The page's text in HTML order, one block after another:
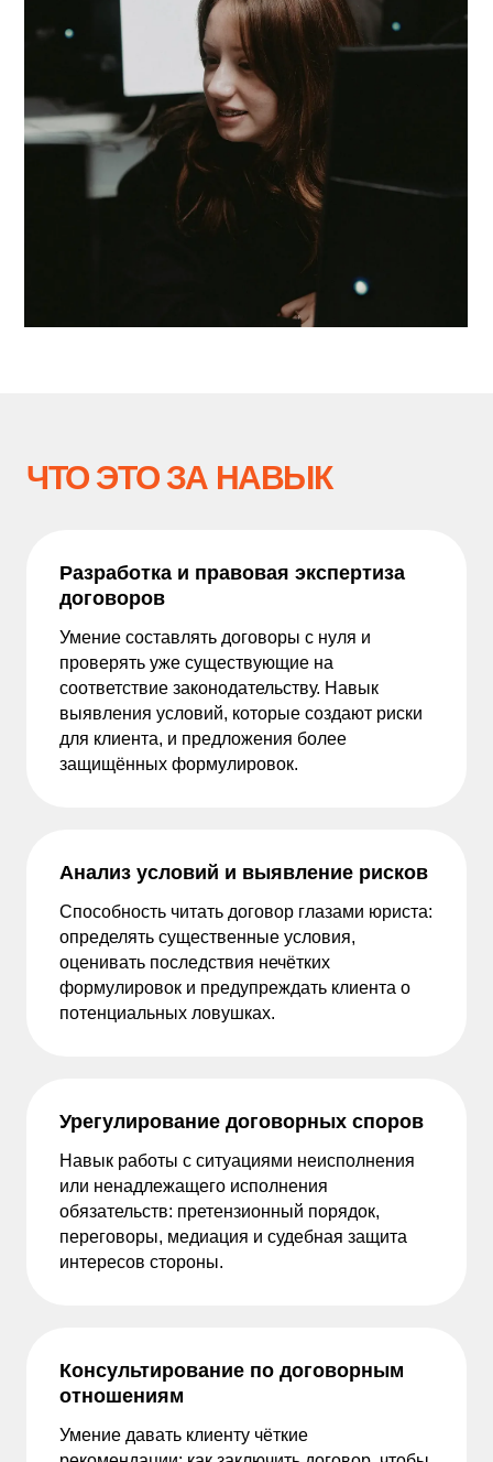
ЧТО ЭТО ЗА НАВЫК
Разработка и правовая экспертиза
договоров
Умение составлять договоры с нуля и
проверять уже существующие на
соответствие законодательству. Навык
выявления условий, которые создают риски
для клиента, и предложения более
защищённых формулировок.
Анализ условий и выявление рисков
Способность читать договор глазами юриста:
определять существенные условия,
оценивать последствия нечётких
формулировок и предупреждать клиента о
потенциальных ловушках.
Урегулирование договорных споров
Навык работы с ситуациями неисполнения
или ненадлежащего исполнения
обязательств: претензионный порядок,
переговоры, медиация и судебная защита
интересов стороны.
Консультирование по договорным
отношениям
Умение давать клиенту чёткие